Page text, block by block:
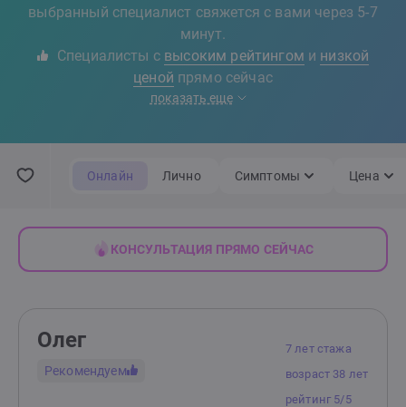
выбранный специалист свяжется с вами через 5-7
минут.
Специалисты с высоким рейтингом и низкой
ценой прямо сейчас
показать еще
Онлайн Лично Симптомы Цена
КОНСУЛЬТАЦИЯ ПРЯМО СЕЙЧАС
7 лет стажа
возраст 38 лет
рейтинг 5/5
Олег
Рекомендуем